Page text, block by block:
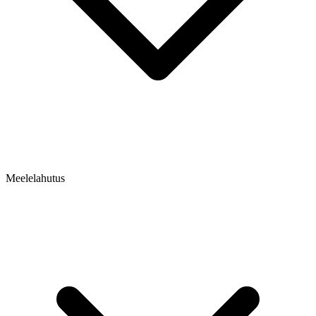
Meelelahutus